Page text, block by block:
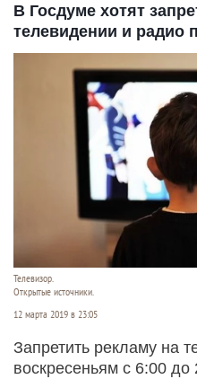
В Госдуме хотят
телевидении и радио
Телевизор.
Открытые источники.
12 марта 2019 в 23:05
Запретить рекламу на
воскресеньям с 6:00